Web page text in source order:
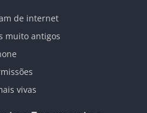
de internet
muito antigos
vivas